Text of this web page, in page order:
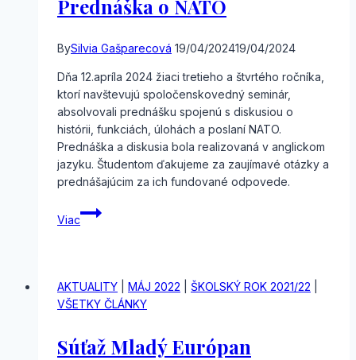
Prednáška o NATO
BySilvia Gašparecová 19/04/202419/04/2024
Dňa 12.apríla 2024 žiaci tretieho a štvrtého ročníka,
ktorí navštevujú spoločenskovedný seminár,
absolvovali prednášku spojenú s diskusiou o
histórii, funkciách, úlohách a poslaní NATO.
Prednáška a diskusia bola realizovaná v anglickom
jazyku. Študentom ďakujeme za zaujímavé otázky a
prednášajúcim za ich fundované odpovede.
Viac
Prednáška
o
AKTUALITY MÁJ 2022 ŠKOLSKÝ ROK 2021/22
VŠETKY ČLÁNKY
Súťaž Mladý Európan